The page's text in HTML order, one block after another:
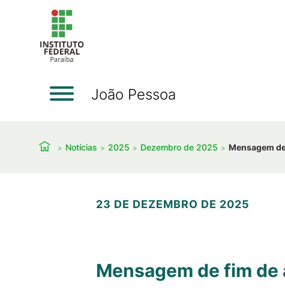
João Pessoa
Notícias 2025 Dezembro de 2025 Mensagem
23 DE DEZEMBRO DE 2025
Mensagem de fim de